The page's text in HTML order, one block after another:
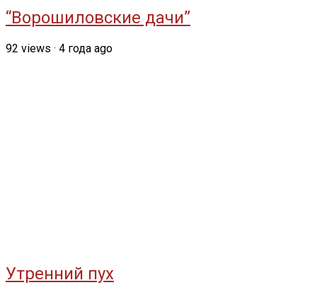
“Ворошиловские дачи”
92 views · 4 года ago
Утренний пух